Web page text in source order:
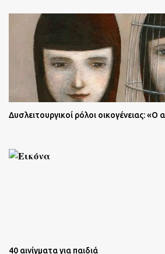
Δυσλειτουργικοί ρόλοι οικογένειας: «Ο
40 αινίγματα για παιδιά